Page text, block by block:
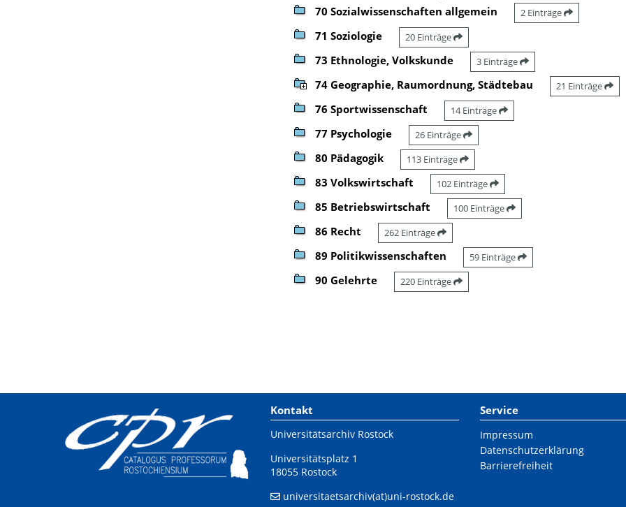
70 Sozialwissenschaften allgemein 2 Einträge
71 Soziologie 20 Einträge
73 Ethnologie, Volkskunde 3 Einträge
74 Geographie, Raumordnung, Städtebau 21 Einträge
76 Sportwissenschaft 14 Einträge
77 Psychologie 26 Einträge
80 Pädagogik 113 Einträge
83 Volkswirtschaft 102 Einträge
85 Betriebswirtschaft 100 Einträge
86 Recht 262 Einträge
89 Politikwissenschaften 59 Einträge
90 Gelehrte 220 Einträge
Kontakt
Universitätsarchiv Rostock
Universitätsplatz 1
18055 Rostock
universitaetsarchiv(at)uni-rostock.de
Service
Impressum
Datenschutzerklärung
Barrierefreiheit